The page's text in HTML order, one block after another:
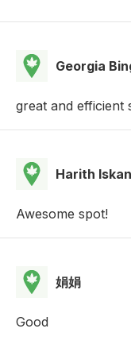
Georgia
great and efficient
Harith
Awesome spot!
娟娟
Good